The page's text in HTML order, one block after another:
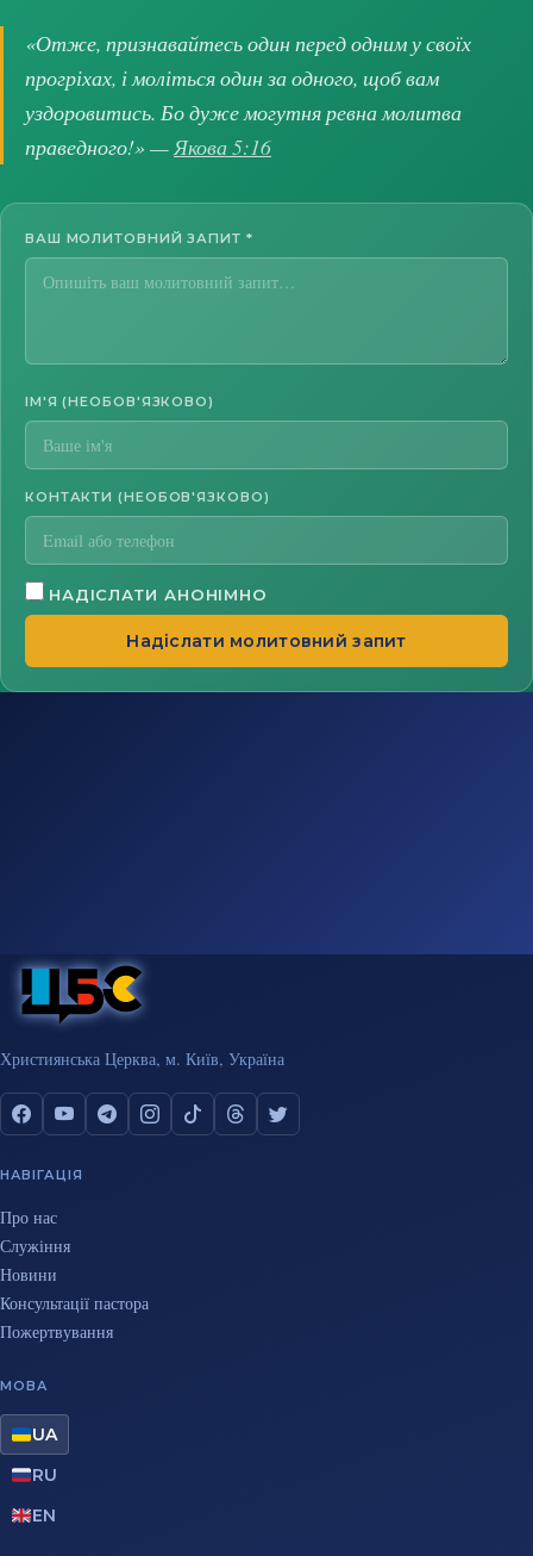
«Отже, признавайтесь один перед одним у своїх
прогріхах, і моліться один за одного, щоб вам
уздоровитись. Бо дуже могутня ревна молитва
праведного!» — Якова 5:16
ВАШ МОЛИТОВНИЙ ЗАПИТ *
ІМ'Я (НЕОБОВ'ЯЗКОВО)
КОНТАКТИ (НЕОБОВ'ЯЗКОВО)
НАДІСЛАТИ АНОНІМНО
Надіслати молитовний запит
Християнська Церква, м. Київ, Україна
НАВІГАЦІЯ
Про нас
Служіння
Новини
Консультації пастора
Пожертвування
МОВА
UA
RU
EN